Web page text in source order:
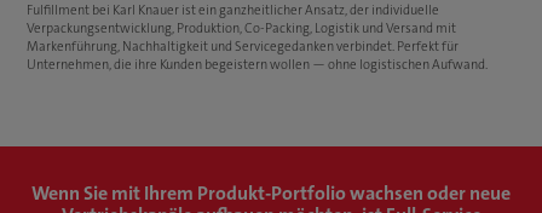
Fulfillment bei Karl Knauer ist ein ganzheitlicher Ansatz, der individuelle
Verpackungsentwicklung, Produktion, Co-Packing, Logistik und Versand mit
Markenführung, Nachhaltigkeit und Servicegedanken verbindet. Perfekt für
Unternehmen, die ihre Kunden begeistern wollen — ohne logistischen Aufwand.
Wenn Sie mit Ihrem Produkt-Portfolio wachsen oder neue